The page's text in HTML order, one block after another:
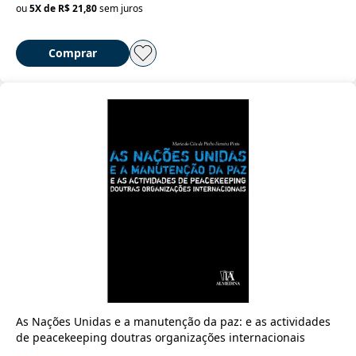
ou5X de R$ 21,80sem juros
Comprar
As Nações Unidas e a manutenção da paz: e as actividades
de peacekeeping doutras organizações internacionais